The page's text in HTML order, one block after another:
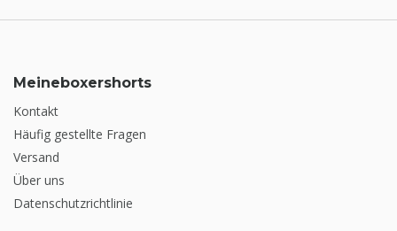
Meineboxershorts
Kontakt
Häufig gestellte Fragen
Versand
Über uns
Datenschutzrichtlinie